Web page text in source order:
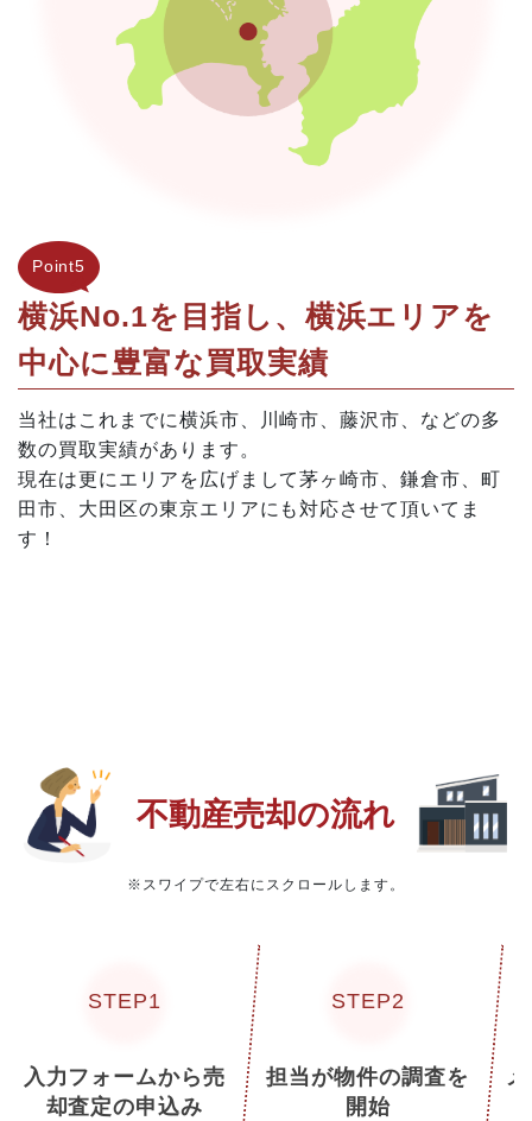
Point5
横浜No.1を目指し、横浜エリアを
中心に豊富な買取実績
当社はこれまでに横浜市、川崎市、藤沢市、などの多
数の買取実績があります。
現在は更にエリアを広げまして茅ヶ崎市、鎌倉市、町
田市、大田区の東京エリアにも対応させて頂いてま
す！
不動産売却の流れ
※スワイプで左右にスクロールします。
STEP1
入力フォームから売
却査定の申込み
STEP2
担当が物件の調査を
開始